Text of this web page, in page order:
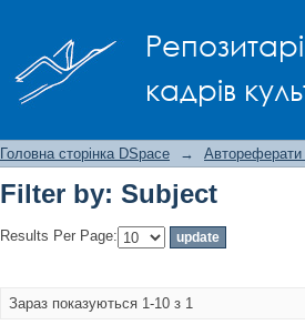
кадрів
Головна сторінка DSpace → Автореферати
Filter by: Subject
Results Per Page:
Зараз показуються 1-10 з 1